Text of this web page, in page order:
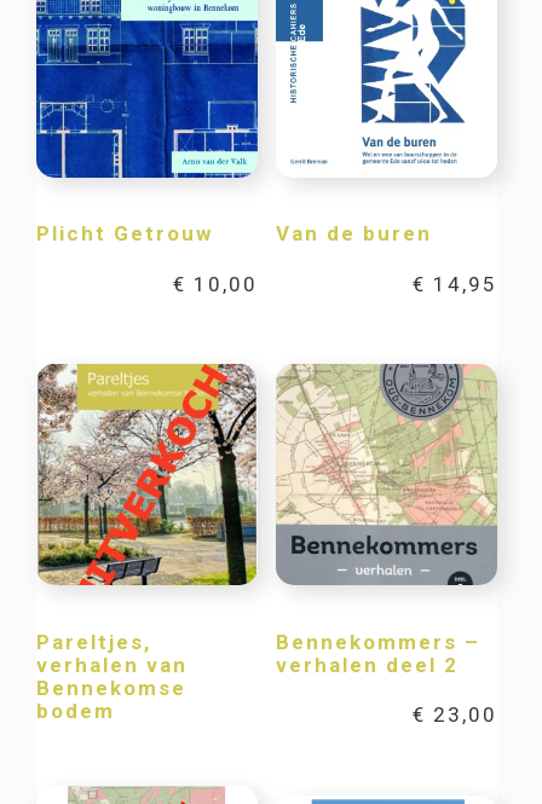
Plicht Getrouw
€ 10,00
Van de buren
€ 14,95
Pareltjes,
verhalen van
Bennekomse
bodem
Bennekommers –
verhalen deel 2
€ 23,00